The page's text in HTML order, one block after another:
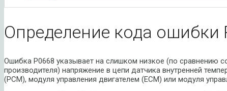
Определение кода ошибки
Ошибка P0668 указывает на слишком низкое (по сравнению
производителя) напряжение в цепи датчика внутренней
(PCM), модуля управления двигателем (ECM) или модуля